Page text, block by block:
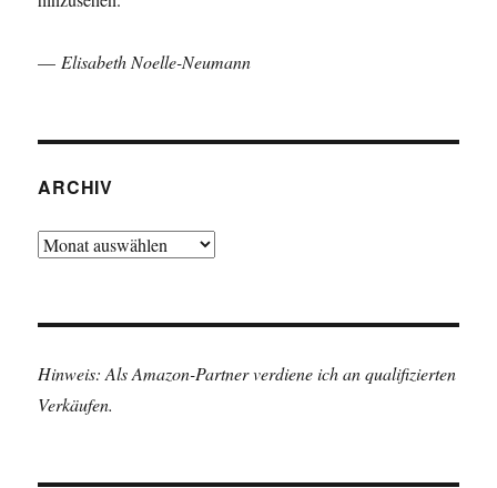
— Elisabeth Noelle-Neumann
ARCHIV
Archiv
Hinweis: Als Amazon-Partner verdiene ich an qualifizierten
Verkäufen.